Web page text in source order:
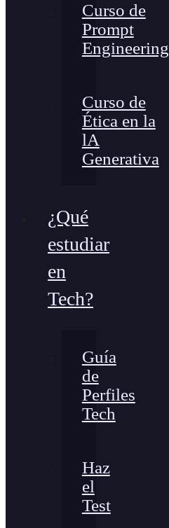
Curso de
Prompt
Engineering
Curso de
Ética en la
lA
Generativa
¿Qué
estudiar
en
Tech?
Guía
de
Perfiles
Tech
Haz
el
Test